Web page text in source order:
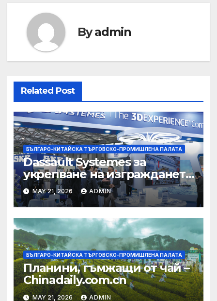
Byadmin
Related Post
БЪЛГАРО-КИТАЙСКА ТЪРГОВСКО-ПРОМИШЛЕНА ПАЛАТА
Dassault Systemes за
укрепване на изграждането
на AI екосистема в Китай
MAY 21, 2026 ADMIN
БЪЛГАРО-КИТАЙСКА ТЪРГОВСКО-ПРОМИШЛЕНА ПАЛАТА
Планини, гъмжащи от чай –
Chinadaily.com.cn
MAY 21, 2026 ADMIN